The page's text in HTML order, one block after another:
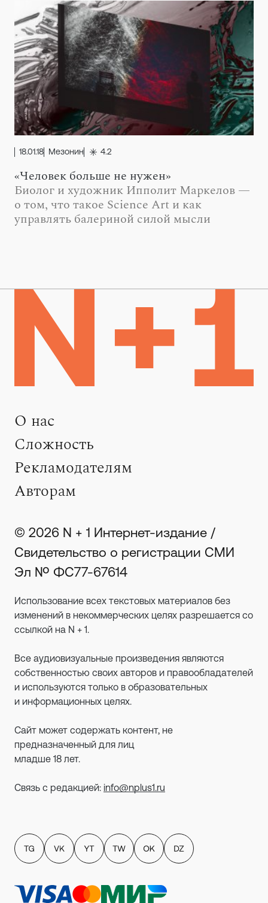
18.01.18 Мезонин 4.2
«Человек больше не нужен»
Биолог и художник Ипполит Маркелов —
о том, что такое Science Art и как
управлять балериной силой мысли
О нас
Сложность
Рекламодателям
Авторам
© 2026 N + 1 Интернет-издание /
Свидетельство о регистрации СМИ
Эл № ФС77-67614
Использование всех текстовых материалов без
изменений в некоммерческих целях разрешается со
ссылкой на N + 1.
Все аудиовизуальные произведения являются
собственностью своих авторов и правообладателей
и используются только в образовательных
и информационных целях.
Сайт может содержать контент, не
предназначенный для лиц
младше 18 лет.
Связь с редакцией: info@nplus1.ru